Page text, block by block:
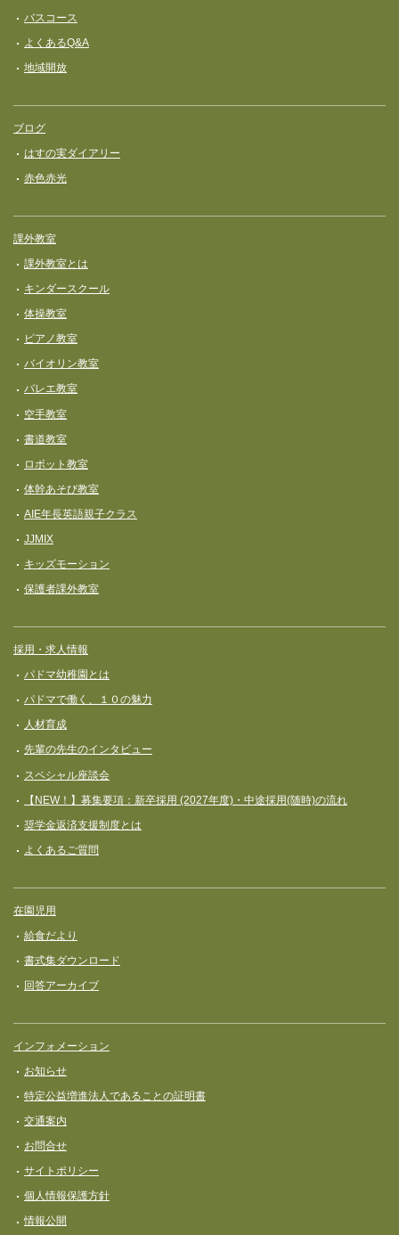
バスコース
よくあるQ&A
地域開放
ブログ
はすの実ダイアリー
赤色赤光
課外教室
課外教室とは
キンダースクール
体操教室
ピアノ教室
バイオリン教室
バレエ教室
空手教室
書道教室
ロボット教室
体幹あそび教室
AIE年長英語親子クラス
JJMIX
キッズモーション
保護者課外教室
採用・求人情報
パドマ幼稚園とは
パドマで働く、１０の魅力
人材育成
先輩の先生のインタビュー
スペシャル座談会
【NEW！】募集要項：新卒採用 (2027年度)・中途採用(随時)の流れ
奨学⾦返済⽀援制度とは
よくあるご質問
在園児用
給食だより
書式集ダウンロード
回答アーカイブ
インフォメーション
お知らせ
特定公益増進法人であることの証明書
交通案内
お問合せ
サイトポリシー
個人情報保護方針
情報公開